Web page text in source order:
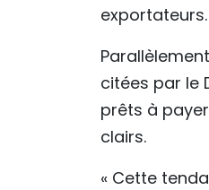
exportateurs.
citées par le
prêts à
clairs.
« Cette